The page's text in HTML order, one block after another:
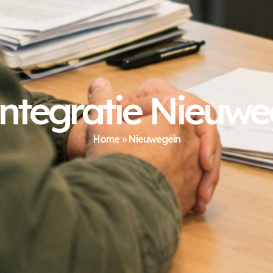
Home» Nieuwegein